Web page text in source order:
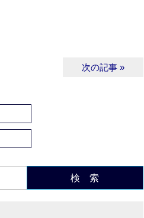
次の記事 »
検 索